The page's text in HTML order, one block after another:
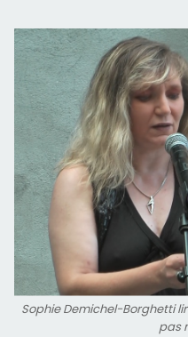
Sophie Demichel-Borghetti
pas